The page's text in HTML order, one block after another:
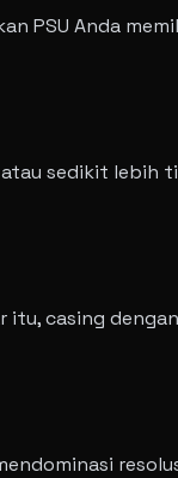
PSU Anda
sedikit lebih
itu, casing